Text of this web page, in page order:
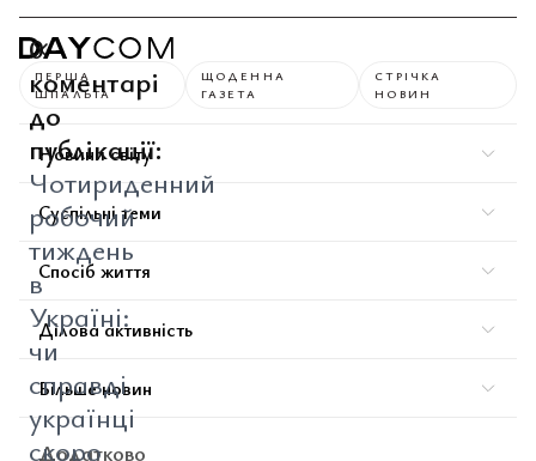
0
коментарі
до
публікації:
Чотириденний
робочий
тиждень
в
Україні:
чи
справді
українці
скоро
ПЕРША
ШПАЛЬТА
ЩОДЕННА
ГАЗЕТА
СТРІЧКА
НОВИН
Новини світу
Суспільні теми
Спосіб життя
Ділова активність
Більше новин
Додатково